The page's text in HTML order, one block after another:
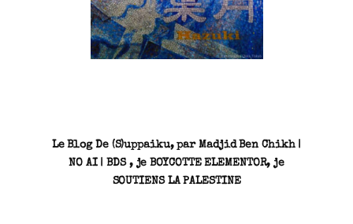
Le Blog De (S)uppaiku, par Madjid Ben Chikh |
NO AI | BDS , je BOYCOTTE ELEMENTOR, je
SOUTIENS LA PALESTINE